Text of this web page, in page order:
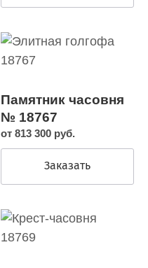
Памятник часовня
№ 18767
от 813 300 руб.
Заказать